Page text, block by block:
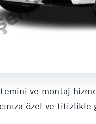
temini ve montaj
özel ve